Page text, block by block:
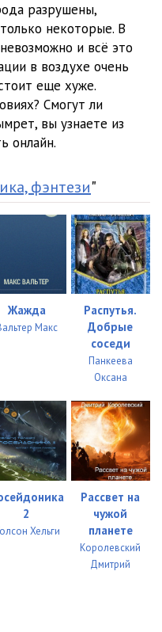
18:4415
22:1516
17
16:17
10:35
26:07
08:42
разрушены,
некоторые. В
и всё это
в воздухе очень
еще хуже.
Смогут ли
вы узнаете из
онлайн.
фэнтези"
Жажда
Макс
Распутья.
Добрые
соседи
Панкеева
Оксана
2
Хельги
Рассвет на
чужой
планете
Королевский
Дмитрий